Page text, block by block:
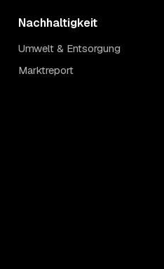
Nachhaltigkeit
Umwelt & Entsorgung
Marktreport